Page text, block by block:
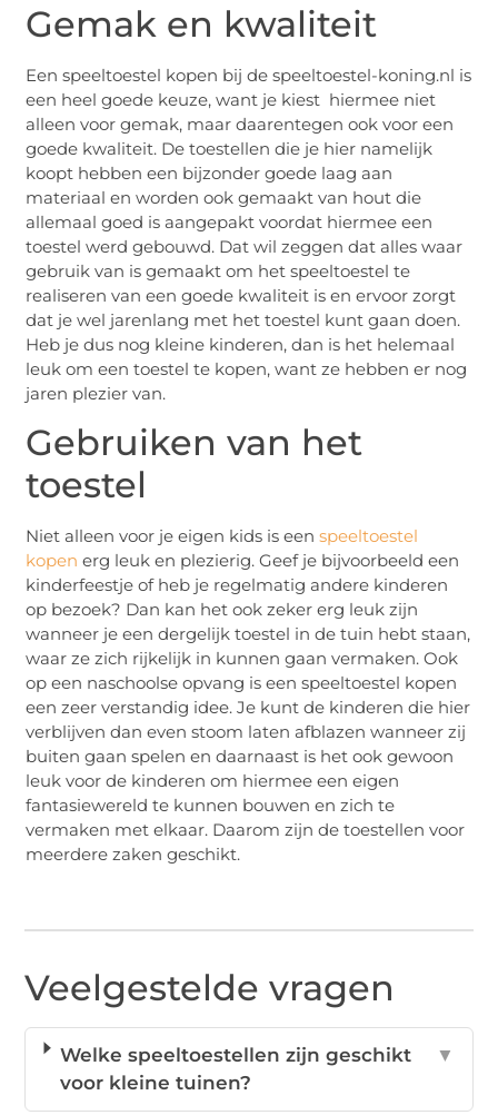
Gemak en kwaliteit
Een speeltoestel kopen bij de speeltoestel-koning.nl is
een heel goede keuze, want je kiest hiermee niet
alleen voor gemak, maar daarentegen ook voor een
goede kwaliteit. De toestellen die je hier namelijk
koopt hebben een bijzonder goede laag aan
materiaal en worden ook gemaakt van hout die
allemaal goed is aangepakt voordat hiermee een
toestel werd gebouwd. Dat wil zeggen dat alles waar
gebruik van is gemaakt om het speeltoestel te
realiseren van een goede kwaliteit is en ervoor zorgt
dat je wel jarenlang met het toestel kunt gaan doen.
Heb je dus nog kleine kinderen, dan is het helemaal
leuk om een toestel te kopen, want ze hebben er nog
jaren plezier van.
Gebruiken van het
toestel
Niet alleen voor je eigen kids is eenspeeltoestel
kopen erg leuk en plezierig. Geef je bijvoorbeeld een
kinderfeestje of heb je regelmatig andere kinderen
op bezoek? Dan kan het ook zeker erg leuk zijn
wanneer je een dergelijk toestel in de tuin hebt staan,
waar ze zich rijkelijk in kunnen gaan vermaken. Ook
op een naschoolse opvang is een speeltoestel kopen
een zeer verstandig idee. Je kunt de kinderen die hier
verblijven dan even stoom laten afblazen wanneer zij
buiten gaan spelen en daarnaast is het ook gewoon
leuk voor de kinderen om hiermee een eigen
fantasiewereld te kunnen bouwen en zich te
vermaken met elkaar. Daarom zijn de toestellen voor
meerdere zaken geschikt.
Veelgestelde vragen
Welke speeltoestellen zijn geschikt
voor kleine tuinen?
▼